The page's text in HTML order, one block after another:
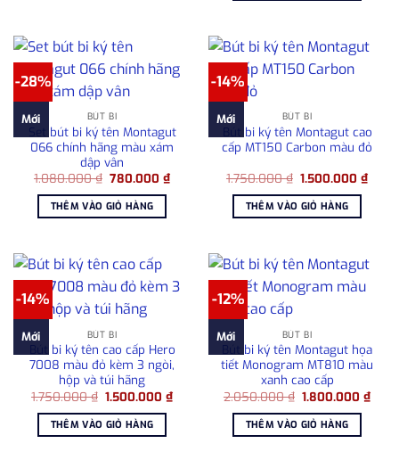
-28%
Mới BÚT BI
Set bút bi ký tên Montagut
066 chính hãng màu xám
dập vân
1.080.000₫ Giá
là:
1.080.000 ₫.
780.000₫Giá
THÊM VÀO GIỎ HÀNG
-14%
Mới BÚT BI
Bút bi ký tên Montagut cao
cấp MT150 Carbon màu đỏ
1.750.000₫ Giá
là:
1.750.000 ₫.
1.500.000₫Giá
THÊM VÀO GIỎ HÀNG
-14%
Mới BÚT BI
Bút bi ký tên cao cấp Hero
7008 màu đỏ kèm 3 ngòi,
hộp và túi hãng
1.750.000₫ Giá
là:
1.750.000 ₫.
1.500.000₫Giá
hiện
1.500.000 ₫.
THÊM VÀO GIỎ HÀNG
-12%
Mới BÚT BI
Bút bi ký tên Montagut họa
tiết Monogram MT810 màu
xanh cao cấp
2.050.000₫ Giá
là:
2.050.000 ₫.
1.800.000₫Giá
hiện
THÊM VÀO GIỎ HÀNG